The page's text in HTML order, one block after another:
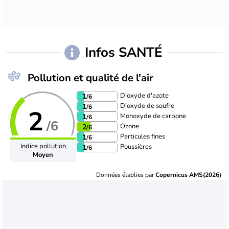
Infos SANTÉ
Pollution et qualité de l'air
2 /6
Indice pollution
Moyen
1/6 Dioxyde d'azote
1/6 Dioxyde de soufre
1/6 Monoxyde de carbone
2/6 Ozone
1/6 Particules fines
1/6 Poussières
Données établies parCopernicus AMS(2026)